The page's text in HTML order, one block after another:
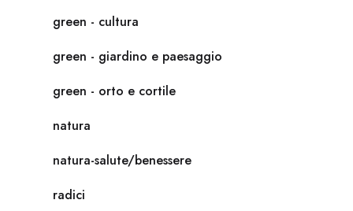
green - cultura
green - giardino e paesaggio
green - orto e cortile
natura
natura-salute/benessere
radici